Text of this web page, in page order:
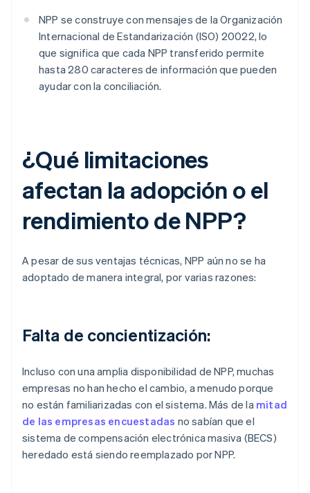
NPP se construye con mensajes de la Organización
Internacional de Estandarización (ISO) 20022, lo
que significa que cada NPP transferido permite
hasta 280 caracteres de información que pueden
ayudar con la conciliación.
¿Qué limitaciones
afectan la adopción o el
rendimiento de NPP?
A pesar de sus ventajas técnicas, NPP aún no se ha
adoptado de manera integral, por varias razones:
Falta de concientización:
Incluso con una amplia disponibilidad de NPP, muchas
empresas no han hecho el cambio, a menudo porque
no están familiarizadas con el sistema. Más de la mitad
de las empresas encuestadas no sabían que el
sistema de compensación electrónica masiva (BECS)
heredado está siendo reemplazado por NPP.